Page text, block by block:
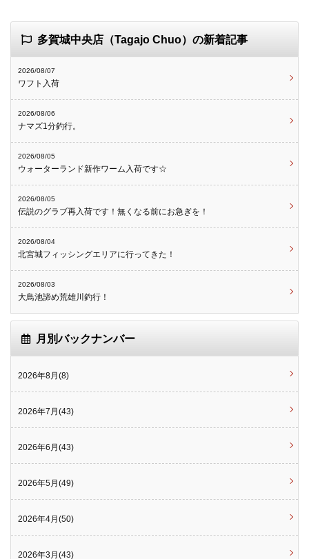
多賀城中央店（Tagajo Chuo）の新着記事
2026/08/07
ワフト入荷
2026/08/06
ナマズ1分釣行。
2026/08/05
ウォーターランド新作ワーム入荷です☆
2026/08/05
伝説のグラブ再入荷です！無くなる前にお急ぎを！
2026/08/04
北宮城フィッシングエリアに行ってきた！
2026/08/03
大鳥池諦め荒雄川釣行！
月別バックナンバー
2026年8月(8)
2026年7月(43)
2026年6月(43)
2026年5月(49)
2026年4月(50)
2026年3月(43)